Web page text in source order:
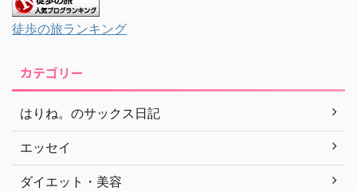
徒歩の旅ランキング
カテゴリー
はりね。のサックス日記
エッセイ
ダイエット・美容